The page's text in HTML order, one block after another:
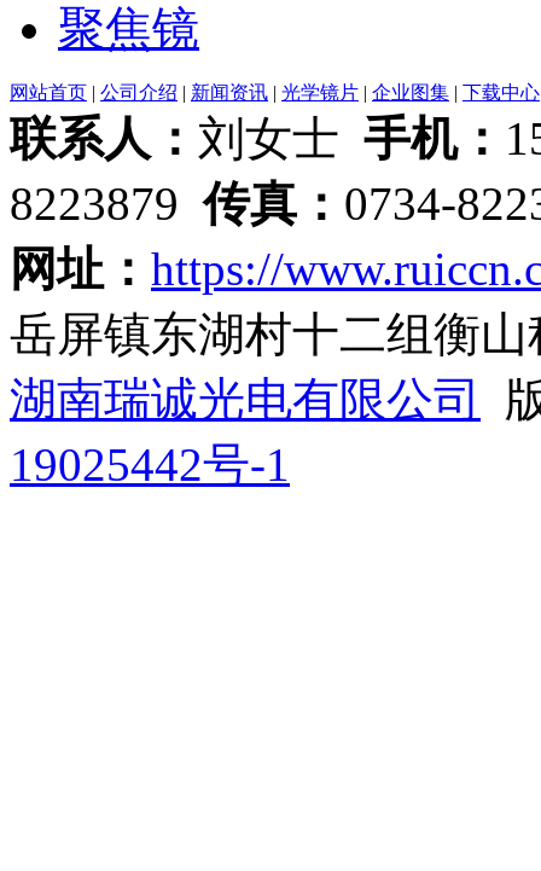
聚焦镜
网站首页 | 公司介绍 | 新闻资讯 | 光学镜片 | 企业图集 | 下载中心
联系人： 刘女士 手机：
8223879传真： 0734-
网址： https://
岳屏镇东湖村十二组衡
湖南瑞诚光电有限公司
19025442号-1